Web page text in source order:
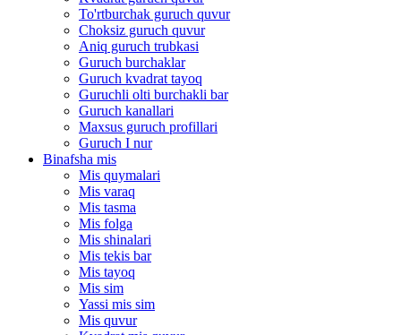
To'rtburchak guruch quvur
Choksiz guruch quvur
Aniq guruch trubkasi
Guruch burchaklar
Guruch kvadrat tayoq
Guruchli olti burchakli bar
Guruch kanallari
Maxsus guruch profillari
Guruch I nur
Binafsha mis
Mis quymalari
Mis varaq
Mis tasma
Mis folga
Mis shinalari
Mis tekis bar
Mis tayoq
Mis sim
Yassi mis sim
Mis quvur